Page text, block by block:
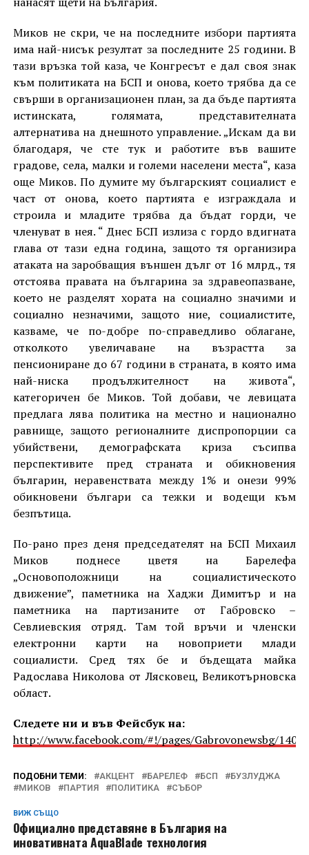
Миков не скри, че на последните избори партията
има най-нисък резултат за последните 25 години. В
тази връзка той каза, че Конгресът е дал своя знак
към политиката на БСП и онова, което трябва да се
свърши в организационен план, за да бъде партията
истинската, голямата, представителната
алтернатива на днешното управление. „Искам да ви
благодаря, че сте тук и работите във вашите
градове, села, малки и големи населени места“, каза
още Миков. По думите му българският социалист е
част от онова, което партията е изграждала и
строила и младите трябва да бъдат горди, че
членуват в нея. “ Днес БСП излиза с гордо вдигната
глава от тази една година, защото тя организира
атаката на заробващия външен дълг от 16 млрд., тя
отстоява правата на българина за здравеопазване,
което не разделят хората на социално значими и
социално незначими, защото ние, социалистите,
казваме, че по-добре по-справедливо облагане,
отколкото увеличаване на възрастта за
пенсиониране до 67 години в страната, в която има
най-ниска продължителност на живота“,
категоричен бе Миков. Той добави, че левицата
предлага лява политика на местно и национално
равнище, защото регионалните диспропорции са
убийствени, демографската криза съсипва
перспективите пред страната и обикновения
българин, неравенствата между 1% и онези 99%
обикновени българи са тежки и водещи към
безпътица.
По-рано през деня председателят на БСП Михаил
Миков поднесе цветя на Барелефа
„Основоположници на социалистическото
движение”, паметника на Хаджи Димитър и на
паметника на партизаните от Габровско –
Севлиевския отряд. Там той връчи и членски
електронни карти на новоприети млади
социалисти. Сред тях бе и бъдещата майка
Радослава Николова от Лясковец, Великотърновска
област.
Следете ни и във Фейсбук на:
http://www.facebook.com/#!/pages/Gabrovonewsbg/
ПОДОБНИ ТЕМИ: АКЦЕНТ БАРЕЛЕФ БСП
БУЗЛУДЖА
МИКОВ
ПАРТИЯ ПОЛИТИКА СЪБОР
ВИЖ СЪЩО
Официално представяне в България на
иновативната AquaBlade технология